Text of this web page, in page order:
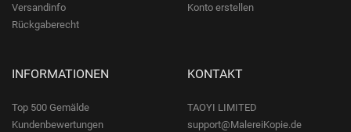
Versandinfo
Rückgaberecht
Konto erstellen
INFORMATIONEN
Top 500 Gemälde
Kundenbewertungen
KONTAKT
TAOYI LIMITED
support@MalereiKopie.de